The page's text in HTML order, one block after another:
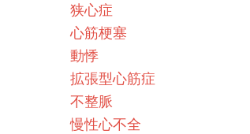
狭心症
心筋梗塞
動悸
拡張型心筋症
不整脈
慢性心不全